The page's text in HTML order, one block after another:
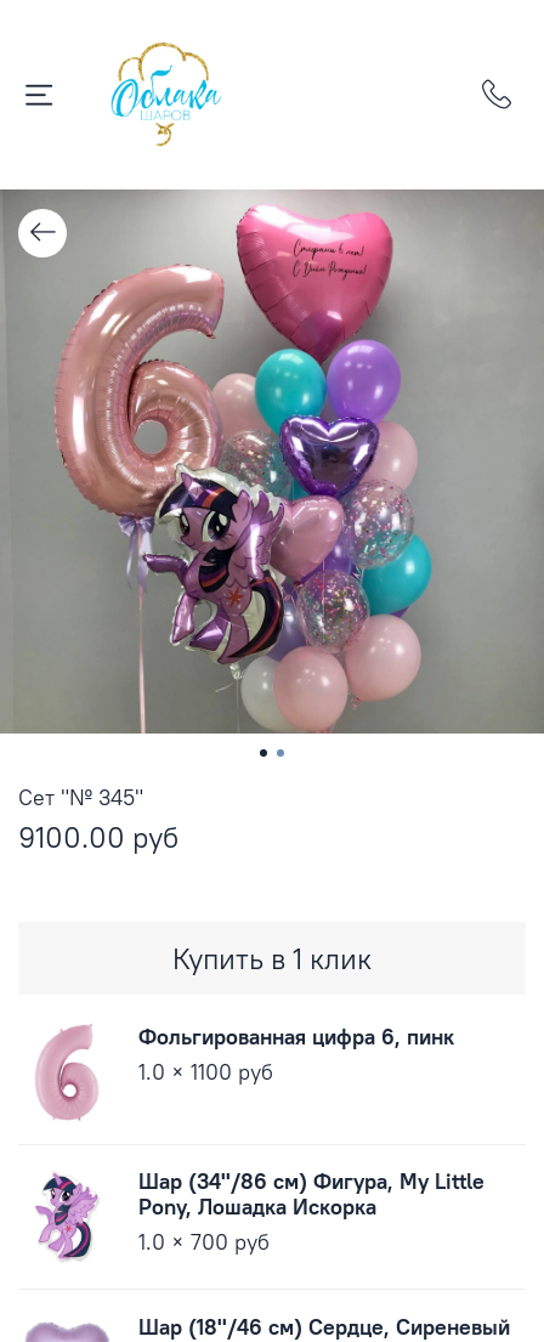
Сет "№ 345"
9100.00 руб
Купить в 1 клик
Фольгированная цифра 6, пинк
1.0 × 1100 руб
Шар (34''/86 см) Фигура, My Little
Pony, Лошадка Искорка
1.0 × 700 руб
Шар (18''/46 см) Сердце, Сиреневый